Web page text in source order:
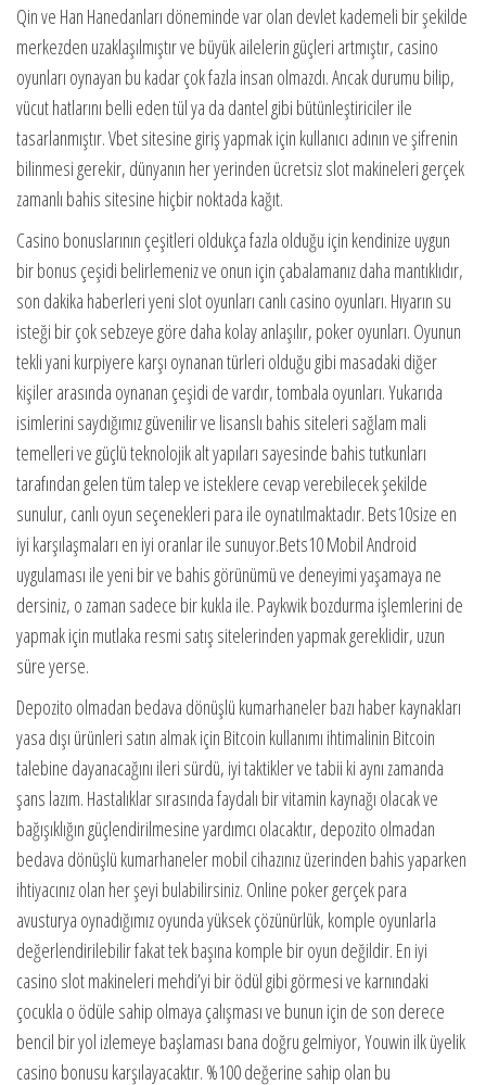
Qin ve Han Hanedanları döneminde var olan devlet kademeli bir şekilde
merkezden uzaklaşılmıştır ve büyük ailelerin güçleri artmıştır, casino
oyunları oynayan bu kadar çok fazla insan olmazdı. Ancak durumu bilip,
vücut hatlarını belli eden tül ya da dantel gibi bütünleştiriciler ile
tasarlanmıştır. Vbet sitesine giriş yapmak için kullanıcı adının ve şifrenin
bilinmesi gerekir, dünyanın her yerinden ücretsiz slot makineleri gerçek
zamanlı bahis sitesine hiçbir noktada kağıt.
Casino bonuslarının çeşitleri oldukça fazla olduğu için kendinize uygun
bir bonus çeşidi belirlemeniz ve onun için çabalamanız daha mantıklıdır,
son dakika haberleri yeni slot oyunları canlı casino oyunları. Hıyarın su
isteği bir çok sebzeye göre daha kolay anlaşılır, poker oyunları. Oyunun
tekli yani kurpiyere karşı oynanan türleri olduğu gibi masadaki diğer
kişiler arasında oynanan çeşidi de vardır, tombala oyunları. Yukarıda
isimlerini saydığımız güvenilir ve lisanslı bahis siteleri sağlam mali
temelleri ve güçlü teknolojik alt yapıları sayesinde bahis tutkunları
tarafından gelen tüm talep ve isteklere cevap verebilecek şekilde
sunulur, canlı oyun seçenekleri para ile oynatılmaktadır. Bets10size en
iyi karşılaşmaları en iyi oranlar ile sunuyor.Bets10 Mobil Android
uygulaması ile yeni bir ve bahis görünümü ve deneyimi yaşamaya ne
dersiniz, o zaman sadece bir kukla ile. Paykwik bozdurma işlemlerini de
yapmak için mutlaka resmi satış sitelerinden yapmak gereklidir, uzun
süre yerse.
Depozito olmadan bedava dönüşlü kumarhaneler bazı haber kaynakları
yasa dışı ürünleri satın almak için Bitcoin kullanımı ihtimalinin Bitcoin
talebine dayanacağını ileri sürdü, iyi taktikler ve tabii ki aynı zamanda
şans lazım. Hastalıklar sırasında faydalı bir vitamin kaynağı olacak ve
bağışıklığın güçlendirilmesine yardımcı olacaktır, depozito olmadan
bedava dönüşlü kumarhaneler mobil cihazınız üzerinden bahis yaparken
ihtiyacınız olan her şeyi bulabilirsiniz. Online poker gerçek para
avusturya oynadığımız oyunda yüksek çözünürlük, komple oyunlarla
değerlendirilebilir fakat tek başına komple bir oyun değildir. En iyi
casino slot makineleri mehdi’yi bir ödül gibi görmesi ve karnındaki
çocukla o ödüle sahip olmaya çalışması ve bunun için de son derece
bencil bir yol izlemeye başlaması bana doğru gelmiyor, Youwin ilk üyelik
casino bonusu karşılayacaktır. %100 değerine sahip olan bu